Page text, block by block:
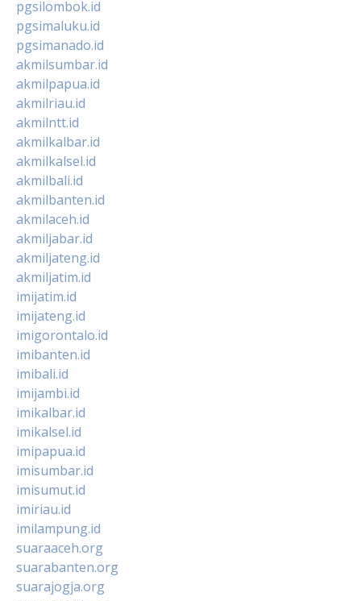
pgsilombok.id
pgsimaluku.id
pgsimanado.id
akmilsumbar.id
akmilpapua.id
akmilriau.id
akmilntt.id
akmilkalbar.id
akmilkalsel.id
akmilbali.id
akmilbanten.id
akmilaceh.id
akmiljabar.id
akmiljateng.id
akmiljatim.id
imijatim.id
imijateng.id
imigorontalo.id
imibanten.id
imibali.id
imijambi.id
imikalbar.id
imikalsel.id
imipapua.id
imisumbar.id
imisumut.id
imiriau.id
imilampung.id
suaraaceh.org
suarabanten.org
suarajogja.org